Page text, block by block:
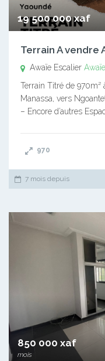
19 500 000 xaf
Terrain A vendre
Awaïe Escalier
Terrain Titré de 970m²
Manassa, vers
– Encore d’autres
970
7 mois depuis
850 000 xaf
mois